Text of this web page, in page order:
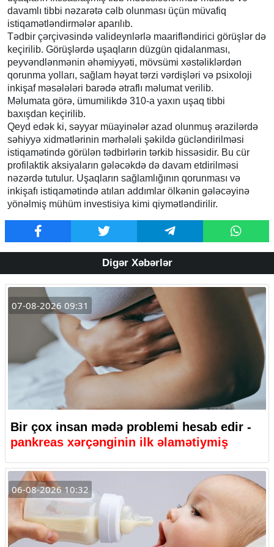
davamlı tibbi nəzarətə cəlb olunması üçün müvafiq
istiqamətləndirmələr aparılıb.
Tədbir çərçivəsində valideynlərlə maarifləndirici görüşlər də
keçirilib. Görüşlərdə uşaqların düzgün qidalanması,
peyvəndlənmənin əhəmiyyəti, mövsümi xəstəliklərdən
qorunma yolları, sağlam həyat tərzi vərdişləri və psixoloji
inkişaf məsələləri barədə ətraflı məlumat verilib.
Məlumata görə, ümumilikdə 310-a yaxın uşaq tibbi
baxışdan keçirilib.
Qeyd edək ki, səyyar müayinələr azad olunmuş ərazilərdə
səhiyyə xidmətlərinin mərhələli şəkildə gücləndirilməsi
istiqamətində görülən tədbirlərin tərkib hissəsidir. Bu cür
profilaktik aksiyaların gələcəkdə də davam etdirilməsi
nəzərdə tutulur. Uşaqların sağlamlığının qorunması və
inkişafı istiqamətində atılan addımlar ölkənin gələcəyinə
yönəlmiş mühüm investisiya kimi qiymətləndirilir.
Digər Xəbərlər
07-08-2026 09:31
Bir çox insan mədə problemi hesab edir -
pankreas xərçənginin ilk əlamətiymiş
06-08-2026 10:32